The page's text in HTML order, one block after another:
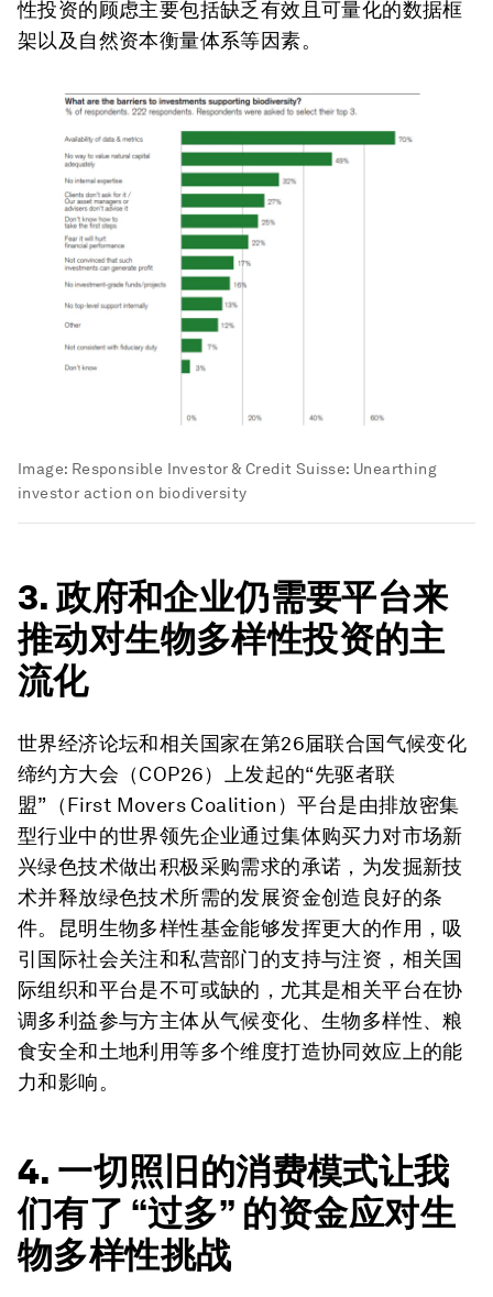
性投资的顾虑主要包括缺乏有效且可量化的数据框
架以及自然资本衡量体系等因素。
Image: Responsible Investor & Credit Suisse: Unearthing
investor action on biodiversity
3. 政府和企业仍需要平台来
推动对生物多样性投资的主
流化
世界经济论坛和相关国家在第26届联合国气候变化
缔约方大会（COP26）上发起的“先驱者联
盟”（First Movers Coalition）平台是由排放密集
型行业中的世界领先企业通过集体购买力对市场新
兴绿色技术做出积极采购需求的承诺，为发掘新技
术并释放绿色技术所需的发展资金创造良好的条
件。昆明生物多样性基金能够发挥更大的作用，吸
引国际社会关注和私营部门的支持与注资，相关国
际组织和平台是不可或缺的，尤其是相关平台在协
调多利益参与方主体从气候变化、生物多样性、粮
食安全和土地利用等多个维度打造协同效应上的能
力和影响。
4. 一切照旧的消费模式让我
们有了 “过多” 的资金应对生
物多样性挑战